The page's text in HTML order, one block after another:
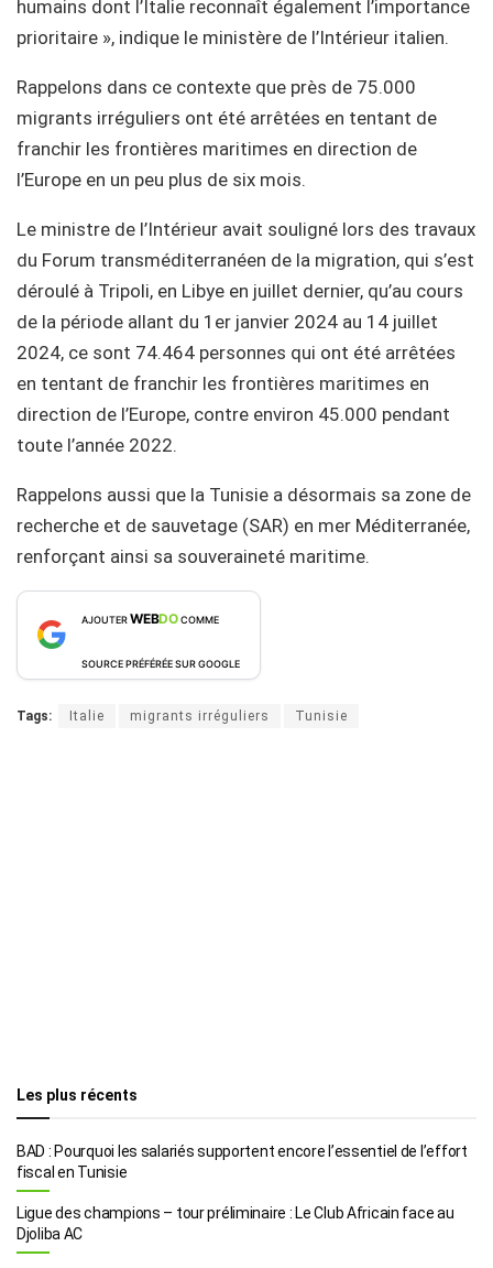
humains dont l’Italie reconnaît également l’importance
prioritaire », indique le ministère de l’Intérieur italien.
Rappelons dans ce contexte que près de 75.000
migrants irréguliers ont été arrêtées en tentant de
franchir les frontières maritimes en direction de
l’Europe en un peu plus de six mois.
Le ministre de l’Intérieur avait souligné lors des travaux
du Forum transméditerranéen de la migration, qui s’est
déroulé à Tripoli, en Libye en juillet dernier, qu’au cours
de la période allant du 1er janvier 2024 au 14 juillet
2024, ce sont 74.464 personnes qui ont été arrêtées
en tentant de franchir les frontières maritimes en
direction de l’Europe, contre environ 45.000 pendant
toute l’année 2022.
Rappelons aussi que la Tunisie a désormais sa zone de
recherche et de sauvetage (SAR) en mer Méditerranée,
renforçant ainsi sa souveraineté maritime.
AJOUTERWEBDOCOMME
SOURCE PRÉFÉRÉE SUR GOOGLE
Tags: Italie migrants irréguliers Tunisie
Les plus récents
BAD : Pourquoi les salariés supportent encore l’essentiel de l’effort
fiscal en Tunisie
Ligue des champions – tour préliminaire : Le Club Africain face au
Djoliba AC